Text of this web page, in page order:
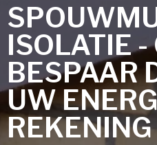
ISOLATIE
BESPAAR
UW
REKENING